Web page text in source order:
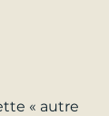
« autre